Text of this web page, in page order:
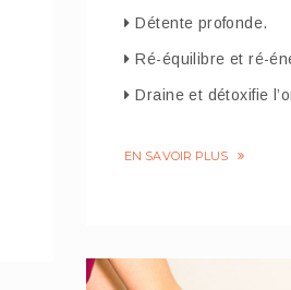
Détente profonde.
Ré-équilibre et ré-
Draine et détoxifie
EN SAVOIR PLUS